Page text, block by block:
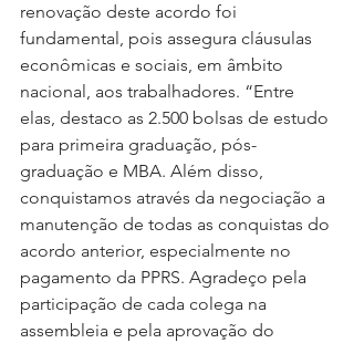
renovação deste acordo foi
fundamental, pois assegura cláusulas
econômicas e sociais, em âmbito
nacional, aos trabalhadores. “Entre
elas, destaco as 2.500 bolsas de estudo
para primeira graduação, pós-
graduação e MBA. Além disso,
conquistamos através da negociação a
manutenção de todas as conquistas do
acordo anterior, especialmente no
pagamento da PPRS. Agradeço pela
participação de cada colega na
assembleia e pela aprovação do